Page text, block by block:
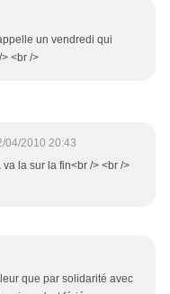
un vendredi qui
<br />
04/2010 20:43
la sur la fin<br /> <br />
que par solidarité avec